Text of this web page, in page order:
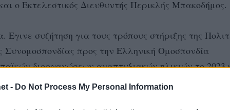
- Do Not Process My Personal Information
ο Εκτελεστικός Διευθυντής Περικλής Μπακοδήμος.
συζήτηση για τους τρόπους στήριξης της
προς την Ελληνική Ομοσπονδία
διοργανώσεων αναπτυξιακών ηλικιών το 2023